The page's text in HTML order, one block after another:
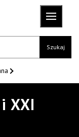
Szukaj
XXI